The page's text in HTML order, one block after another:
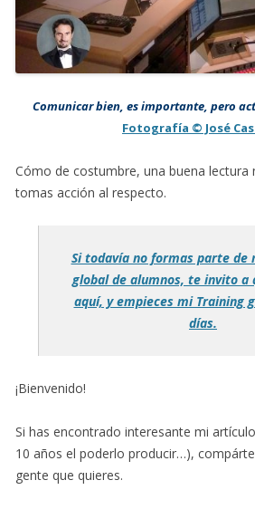
Comunicar bien, es importante, pero
Fotografía © José
Cómo de costumbre, una buena lectura
tomas acción al respecto.
Si todavía no formas parte de
global de alumnos, te invito a
aquí, y empieces mi Training
días.
¡Bienvenido!
Si has encontrado interesante mi
10 años el poderlo producir…),
gente que quieres.